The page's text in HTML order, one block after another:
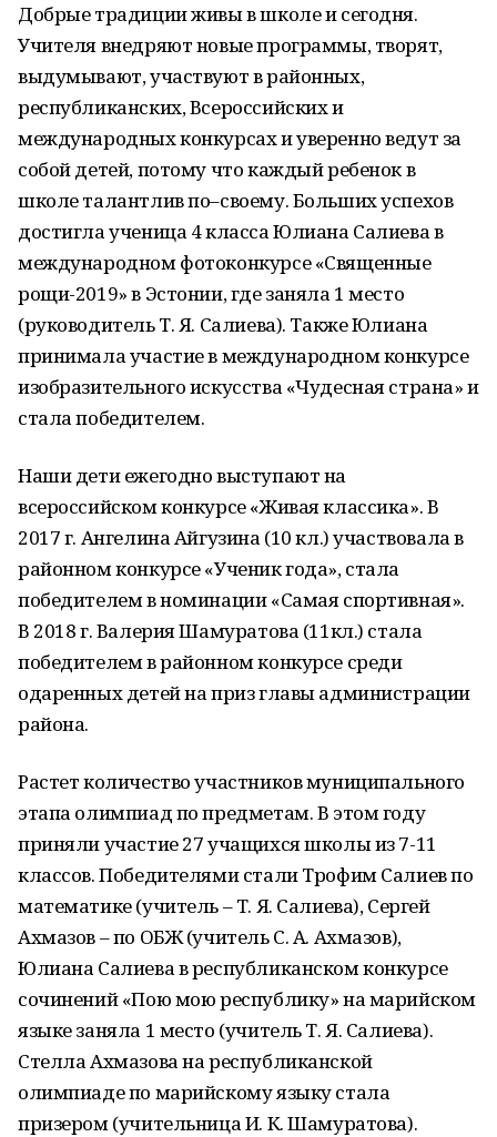
Добрые традиции живы в школе и сегодня.
Учителя внедряют новые программы, творят,
выдумывают, участвуют в районных,
республиканских, Всероссийских и
международных конкурсах и уверенно ведут за
собой детей, потому что каждый ребенок в
школе талантлив по–своему. Больших успехов
достигла ученица 4 класса Юлиана Салиева в
международном фотоконкурсе «Священные
рощи-2019» в Эстонии, где заняла 1 место
(руководитель Т. Я. Салиева). Также Юлиана
принимала участие в международном конкурсе
изобразительного искусства «Чудесная страна» и
стала победителем.
Наши дети ежегодно выступают на
всероссийском конкурсе «Живая классика». В
2017 г. Ангелина Айгузина (10 кл.) участвовала в
районном конкурсе «Ученик года», стала
победителем в номинации «Самая спортивная».
В 2018 г. Валерия Шамуратова (11кл.) стала
победителем в районном конкурсе среди
одаренных детей на приз главы администрации
района.
Растет количество участников муниципального
этапа олимпиад по предметам. В этом году
приняли участие 27 учащихся школы из 7-11
классов. Победителями стали Трофим Салиев по
математике (учитель – Т. Я. Салиева), Сергей
Ахмазов – по ОБЖ (учитель С. А. Ахмазов),
Юлиана Салиева в республиканском конкурсе
сочинений «Пою мою республику» на марийском
языке заняла 1 место (учитель Т. Я. Салиева).
Стелла Ахмазова на республиканской
олимпиаде по марийскому языку стала
призером (учительница И. К. Шамуратова).